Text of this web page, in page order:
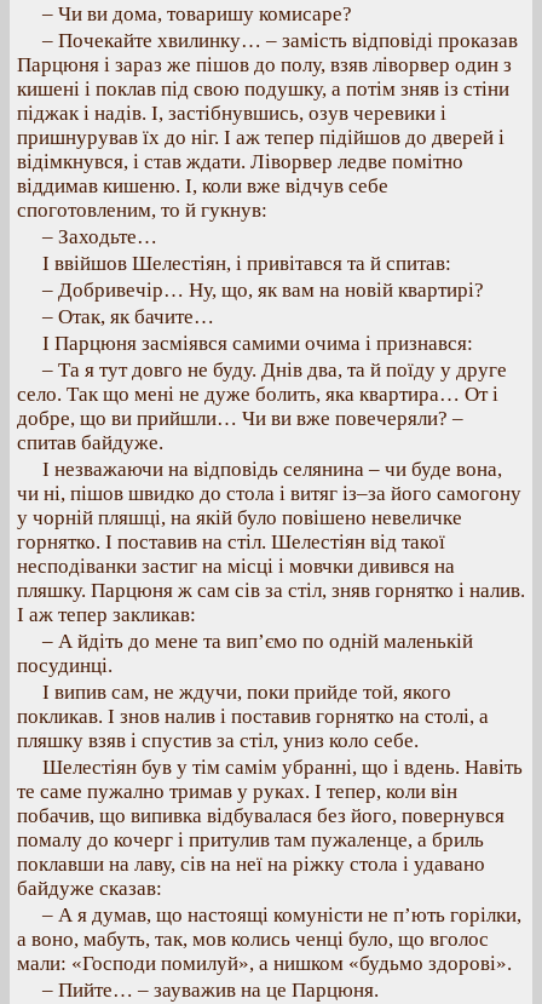
– Чи ви дома, товаришу комисаре?
– Почекайте хвилинку… – замість відповіді проказав
Парцюня і зараз же пішов до полу, взяв ліворвер один з
кишені і поклав під свою подушку, а потім зняв із стіни
піджак і надів. І, застібнувшись, озув черевики і
пришнурував їх до ніг. І аж тепер підійшов до дверей і
відімкнувся, і став ждати. Ліворвер ледве помітно
віддимав кишеню. І, коли вже відчув себе
споготовленим, то й гукнув:
– Заходьте…
І ввійшов Шелестіян, і привітався та й спитав:
– Добривечір… Ну, що, як вам на новій квартирі?
– Отак, як бачите…
І Парцюня засміявся самими очима і признався:
– Та я тут довго не буду. Днів два, та й поїду у друге
село. Так що мені не дуже болить, яка квартира… От і
добре, що ви прийшли… Чи ви вже повечеряли? –
спитав байдуже.
І незважаючи на відповідь селянина – чи буде вона,
чи ні, пішов швидко до стола і витяг із–за його самогону
у чорній пляшці, на якій було повішено невеличке
горнятко. І поставив на стіл. Шелестіян від такої
несподіванки застиг на місці і мовчки дивився на
пляшку. Парцюня ж сам сів за стіл, зняв горнятко і налив.
І аж тепер закликав:
– А йдіть до мене та вип’ємо по одній маленькій
посудинці.
І випив сам, не ждучи, поки прийде той, якого
покликав. І знов налив і поставив горнятко на столі, а
пляшку взяв і спустив за стіл, униз коло себе.
Шелестіян був у тім самім убранні, що і вдень. Навіть
те саме пужално тримав у руках. І тепер, коли він
побачив, що випивка відбувалася без його, повернувся
помалу до кочерг і притулив там пужаленце, а бриль
поклавши на лаву, сів на неї на ріжку стола і удавано
байдуже сказав:
– А я думав, що настоящі комуністи не п’ють горілки,
а воно, мабуть, так, мов колись ченці було, що вголос
мали: «Господи помилуй», а нишком «будьмо здорові».
– Пийте… – зауважив на це Парцюня.